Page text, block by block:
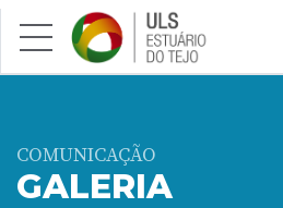
Saltar para conteúdo principal
COMUNICAÇÃO
GALERIA